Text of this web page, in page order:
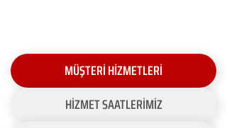
MÜŞTERİ HİZMETLERİ
HİZMET SAATLERİMİZ